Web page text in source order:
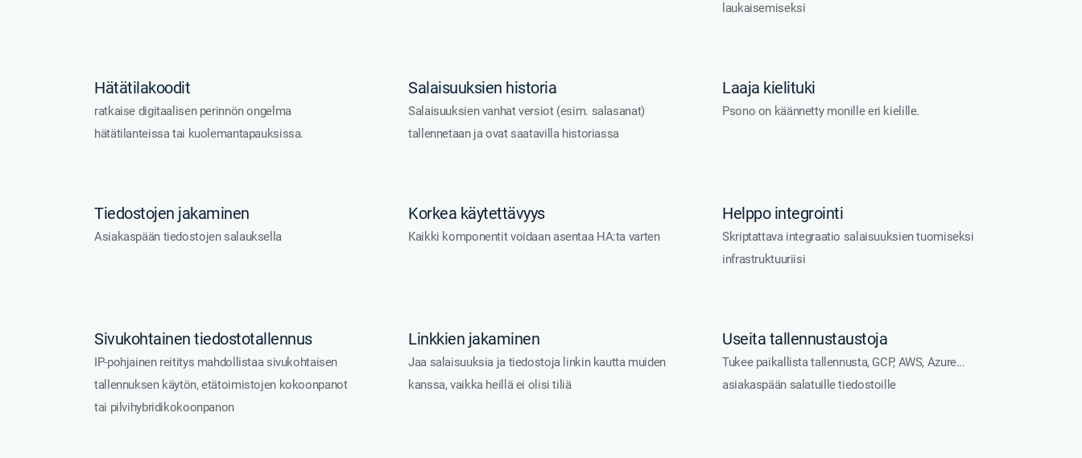
laukaisemiseksi
Hätätilakoodit
ratkaise digitaalisen perinnön ongelma
hätätilanteissa tai kuolemantapauksissa.
Salaisuuksien historia
Salaisuuksien vanhat versiot (esim. salasanat)
tallennetaan ja ovat saatavilla historiassa
Laaja kielituki
Psono on käännetty monille eri kielille.
Tiedostojen jakaminen
Asiakaspään tiedostojen salauksella
Korkea käytettävyys
Kaikki komponentit voidaan asentaa HA:ta varten
Helppo integrointi
Skriptattava integraatio salaisuuksien tuomiseksi
infrastruktuuriisi
Sivukohtainen tiedostotallennus
IP-pohjainen reititys mahdollistaa sivukohtaisen
tallennuksen käytön, etätoimistojen kokoonpanot
tai pilvihybridikokoonpanon
Linkkien jakaminen
Jaa salaisuuksia ja tiedostoja linkin kautta muiden
kanssa, vaikka heillä ei olisi tiliä
Useita tallennustaustoja
Tukee paikallista tallennusta, GCP, AWS, Azure...
asiakaspään salatuille tiedostoille